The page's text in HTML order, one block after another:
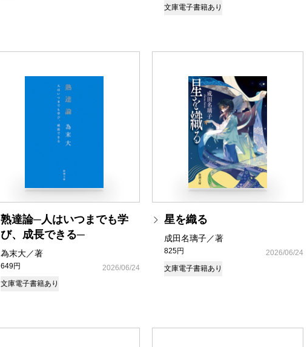
文庫電子書籍あり
熟達論─人はいつまでも学
び、成長できる─
為末大／著
649円
2026/06/24
文庫電子書籍あり
星を織る
成田名璃子／著
825円
2026/06/24
文庫電子書籍あり